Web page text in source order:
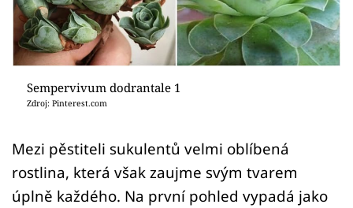
Přihlášení
Sledujte nás
Sempervivum dodrantale 1
Zdroj: Pinterest.com
Mezi pěstiteli sukulentů velmi oblíbená
rostlina, která však zaujme svým tvarem
úplně každého. Na první pohled vypadá jako